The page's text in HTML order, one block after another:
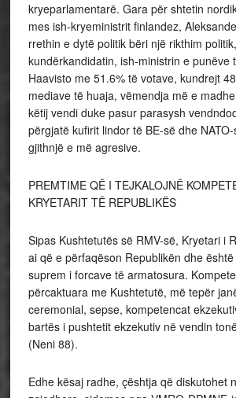
kryeparlamentarë. Gara për shtetin
mes ish-kryeministrit finlandez,
rrethin e dytë politik bëri një rikthim
kundërkandidatin, ish-ministrin e punëve
Haavisto me 51.6% të votave, kundrejt
mediave të huaja, vëmendja më e
këtij vendi duke pasur parasysh
përgjatë kufirit lindor të BE-së dhe
gjithnjë e më agresive.
PREMTIME QË I TEJKALOJNË
KRYETARIT TË REPUBLIKËS
Sipas Kushtetutës së RMV-së, Kryetari i
ai që e përfaqëson Republikën dhe
suprem i forcave të armatosura.
përcaktuara me Kushtetutë, më tepër
ceremonial, sepse, kompetencat
bartës i pushtetit ekzekutiv në vendin
(Neni 88).
Edhe kësaj radhe, çështja që diskutohet